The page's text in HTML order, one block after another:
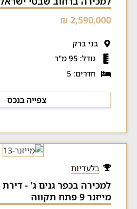
2,590,000 ₪
בני ברק
גודל: 95 מ"ר
חדרים: 5
צפייה בנכס
בלעדיות
מייזנר 9 פתח תקווה